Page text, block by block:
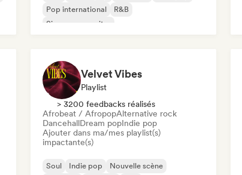
Pop international
R&B
Singer-songwriter
Velvet Vibes
Playlist
> 3200 feedbacks réalisés
Afrobeat / AfropopAlternative rock
DancehallDream popIndie pop
Ajouter dans ma/mes playlist(s)
impactante(s)
Soul Indie pop
Nouvelle scène